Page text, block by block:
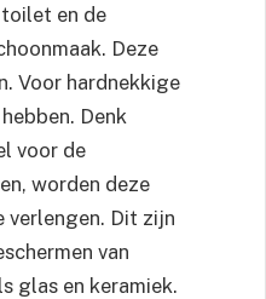
en de
Deze
Voor hardnekkige
Denk
voor de
worden deze
verlengen. Dit zijn
van
glas en keramiek.